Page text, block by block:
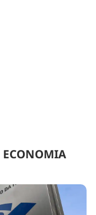
ECONOMIA